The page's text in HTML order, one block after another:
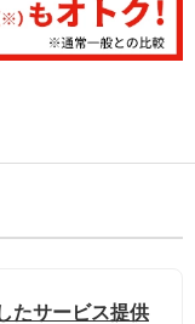
たサービス提供